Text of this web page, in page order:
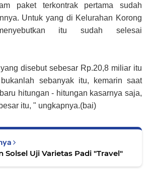
paket terkontrak pertama sudah
Untuk yang di Kelurahan Korong
itu sudah selesai
disebut sebesar Rp.20,8 miliar itu
sebanyak itu, kemarin saat
hitungan - hitungan kasarnya saja,
itu, " ungkapnya.(bai)
Solsel Uji Varietas Padi "Travel"